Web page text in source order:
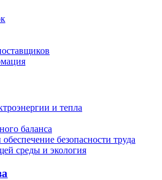
и тепла
баланса
безопасности труда
среды и экология